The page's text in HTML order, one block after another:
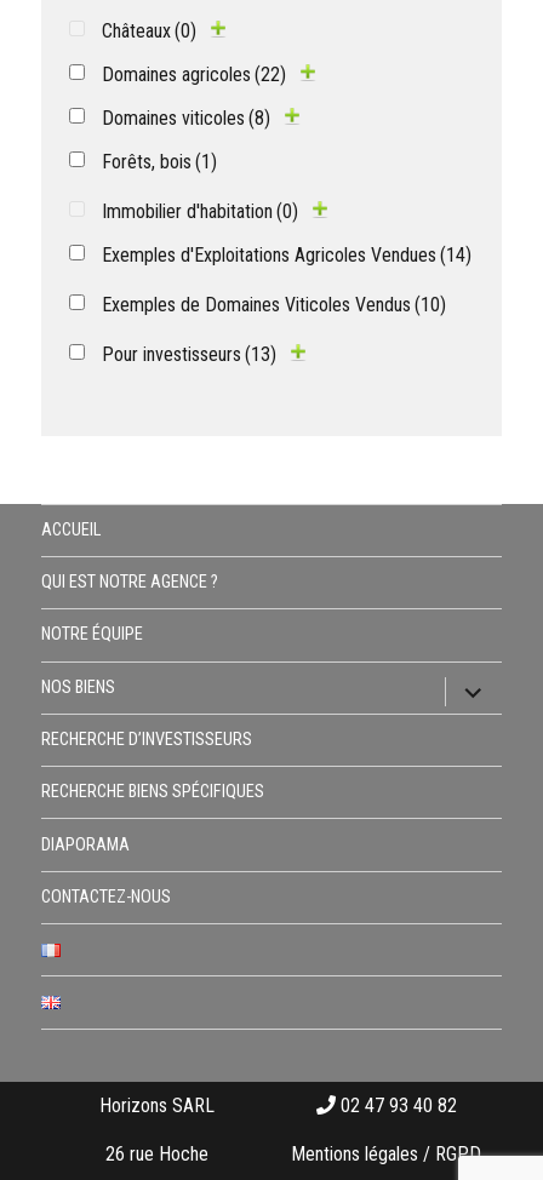
Châteaux(0)
Domaines agricoles (22)
Domaines viticoles (8)
Forêts, bois (1)
Immobilier d'habitation (0)
Exemples d'Exploitations Agricoles Vendues (14)
Exemples de Domaines Viticoles Vendus (10)
Pour investisseurs (13)
ACCUEIL
QUI EST NOTRE AGENCE ?
NOTRE ÉQUIPE
NOS BIENS
ouvrir
le
RECHERCHE D’INVESTISSEURS
RECHERCHE BIENS SPÉCIFIQUES
DIAPORAMA
CONTACTEZ-NOUS
Horizons SARL
26 rue Hoche
02 47 93 40 82
Mentions légales / RGPD